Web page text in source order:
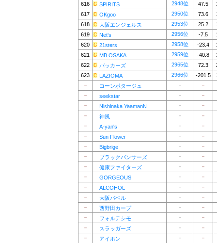
616
SPIRITS 2948位 47.5
617
OKgoo 2950位 73.6
618
大阪エンジェルス 2953位 25.2
619
Net's 2956位 -7.5
620
21sters 2958位 -23.4
621
MB OSAKA 2959位 -40.8
622
バッカーズ 2965位 72.3
623
LAZIOMA 2966位 -201.5
－
コーンポタージュ －
－
－
seekstar －
－
－
Nishinaka YaamanN －
－
－
神風 －
－
－
A-yan's －
－
－
Sun Flower －
－
－
Bigbrige －
－
－
ブラックパンサーズ －
－
－
健康ファイターズ －
－
－
GORGEOUS －
－
－
ALCOHOL －
－
－
大阪バベル －
－
－
西野田カープ －
－
－
フォルテシモ －
－
－
スラッガーズ －
－
－
アイホン －
－